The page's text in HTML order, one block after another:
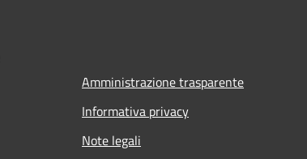
Amministrazione trasparente
Informativa privacy
Note legali